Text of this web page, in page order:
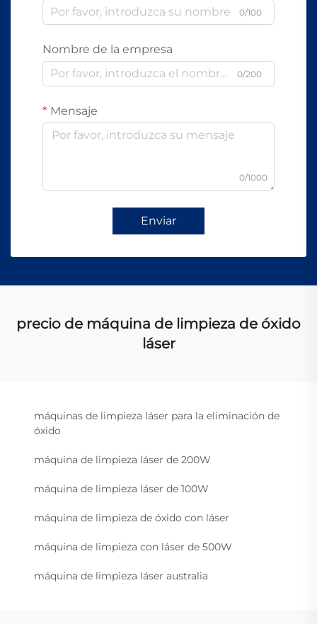
0/100
Nombre de la empresa
0/200
Mensaje
0/1000
Enviar
precio de máquina de limpieza de óxido
láser
máquinas de limpieza láser para la eliminación de
óxido
máquina de limpieza láser de 200W
máquina de limpieza láser de 100W
máquina de limpieza de óxido con láser
máquina de limpieza con láser de 500W
máquina de limpieza láser australia